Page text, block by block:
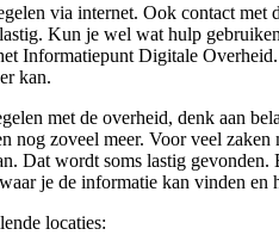
via internet. Ook contact met
Kun je wel wat hulp
Informatiepunt Digitale
kan.
met de overheid, denk aan
nog zoveel meer. Voor veel
Dat wordt soms lastig
je de informatie kan vinden en
locaties: